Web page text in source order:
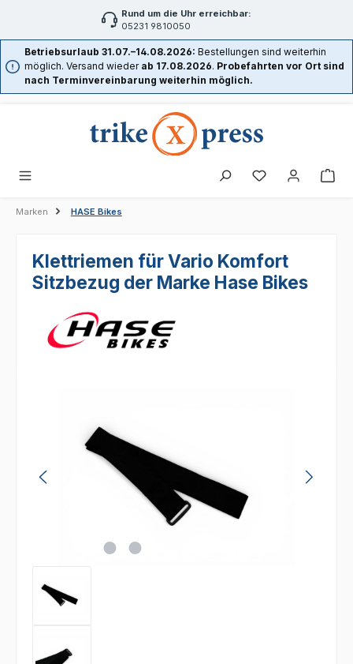
Zum Hauptinhalt springenRund um die Uhr erreichbar:
05231 9810050
Betriebsurlaub 31.07.–14.08.2026: Bestellungen sind weiterhin
möglich. Versand wieder ab 17.08.2026. Probefahrten vor Ort sind
nach Terminvereinbarung weiterhin möglich.
Marken HASE Bikes
Klettriemen für Vario Komfort
Sitzbezug der Marke Hase Bikes